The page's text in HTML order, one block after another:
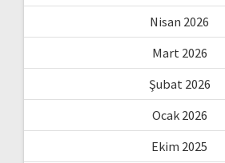
Nisan 2026
Mart 2026
Şubat 2026
Ocak 2026
Ekim 2025